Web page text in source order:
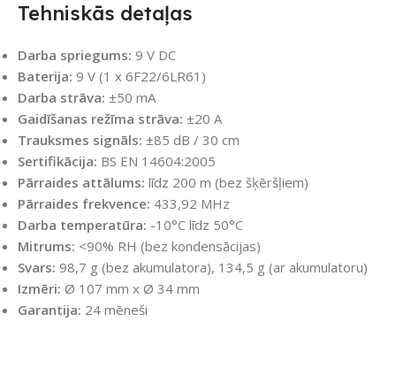
Tehniskās detaļas
Darba spriegums: 9 V DC
Baterija: 9 V (1 x 6F22/6LR61)
Darba strāva: ±50 mA
Gaidīšanas režīma strāva: ±20 A
Trauksmes signāls: ±85 dB / 30 cm
Sertifikācija: BS EN 14604:2005
Pārraides attālums: līdz 200 m (bez šķēršļiem)
Pārraides frekvence: 433,92 MHz
Darba temperatūra: -10°C līdz 50°C
Mitrums: <90% RH (bez kondensācijas)
Svars: 98,7 g (bez akumulatora), 134,5 g (ar akumulatoru)
Izmēri: Ø 107 mm x Ø 34 mm
Garantija: 24 mēneši